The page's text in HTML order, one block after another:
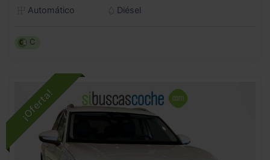
Automático
Diésel
C